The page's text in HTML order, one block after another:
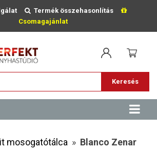
Termék összehasonlítás
Csomagajánlat
Keresés
mosogatótálca » Blanco Zenar